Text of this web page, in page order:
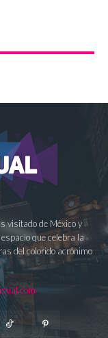
visitado de México y
que celebra la
del colorido acrónimo